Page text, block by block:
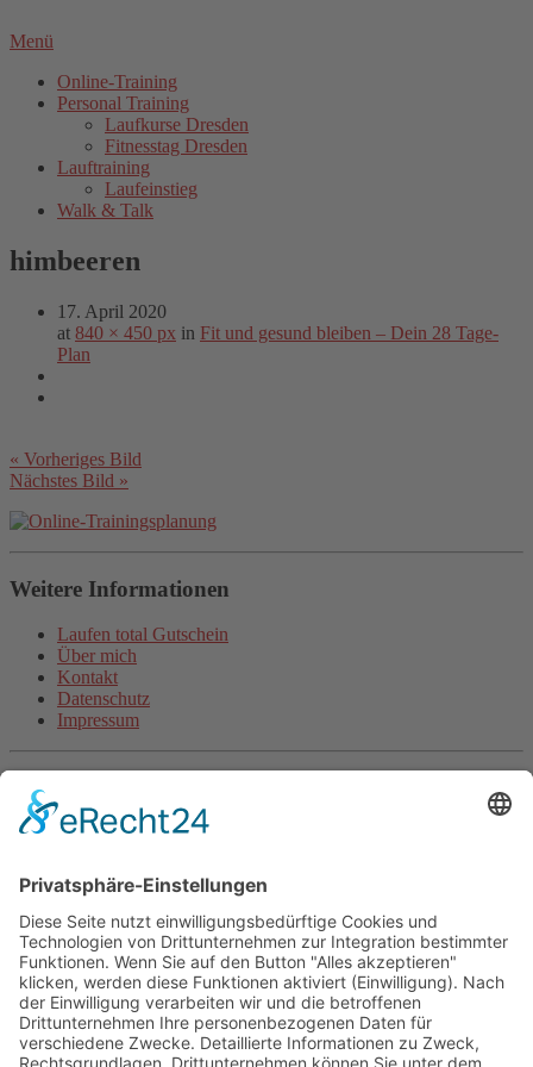
Menü
Online-Training
Personal Training
Laufkurse Dresden
Fitnesstag Dresden
Lauftraining
Laufeinstieg
Walk & Talk
himbeeren
17. April 2020
at 840 × 450 px in Fit und gesund bleiben – Dein 28 Tage-
Plan
« Vorheriges Bild
Nächstes Bild »
Weitere Informationen
Laufen total Gutschein
Über mich
Kontakt
Datenschutz
Impressum
Aktuelle Artikel
Steigerungsläufe machen schneller (inkl. Video)
Halbmarathon-Trainingsplan für „Anfänger“
Plank-Challenge: Deine persönliche Herausforderung
Grundlagentraining Laufen oder der Beginn der neuen
Laufsaison
Fitnessband Übungen für mehr Kraft
Langsam Laufen im Training
Mit Treppentraining und Treppenlaufen zu Ausdauer und
Kraft
Lauftraining: Fahrtspiel